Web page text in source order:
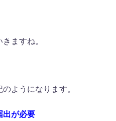
ますね。
ようになります。
出が必要